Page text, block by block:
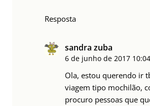
Resposta
sandra zuba
6 de junho de 2017 10:04
Ola, estou querendo ir
viagem tipo mochilão,
procuro pessoas que